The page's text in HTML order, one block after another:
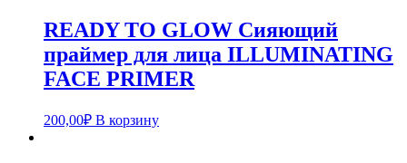
READY TO GLOW Сияющий
праймер для лица ILLUMINATING
FACE PRIMER
200,00₽ В корзину